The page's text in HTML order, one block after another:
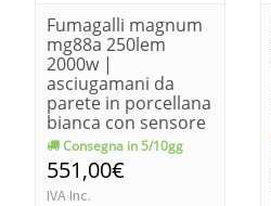
Fumagalli magnum
mg88a 250lem
2000w |
asciugamani da
parete in porcellana
bianca con sensore
Consegna in 5/10gg
551,00€
IVA Inc.